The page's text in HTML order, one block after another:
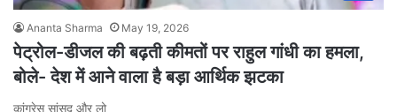
Ananta Sharma May 19, 2026
पेट्रोल-डीजल की बढ़ती कीमतों पर राहुल गांधी का हमला,
बोले- देश में आने वाला है बड़ा आर्थिक झटका
कांग्रेस सांसद और लो